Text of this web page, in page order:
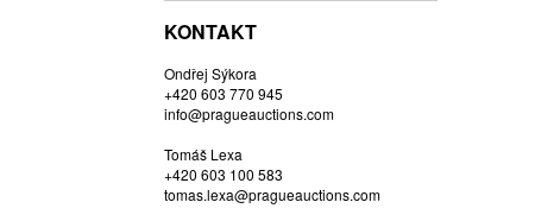
BASTL ROMAN
BAUCH JAN
BAUER VL.
BEDNÁŘOVÁ EVA
BĚHAL DOMINIK
KONTAKT
Ondřej Sýkora
+420 603 770 945
info@pragueauctions.com
Tomáš Lexa
+420 603 100 583
tomas.lexa@pragueauctions.com